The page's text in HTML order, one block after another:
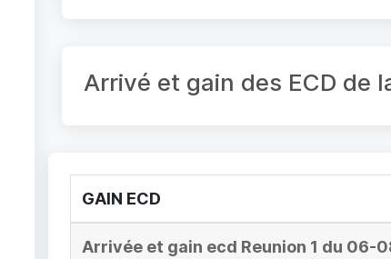
Arrivé et gain des ECD de
GAIN ECD
Arrivée et gain ecd Reunion 1 du 06-